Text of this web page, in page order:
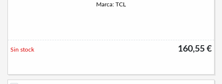
Marca: TCL
160,55 €
Sin stock